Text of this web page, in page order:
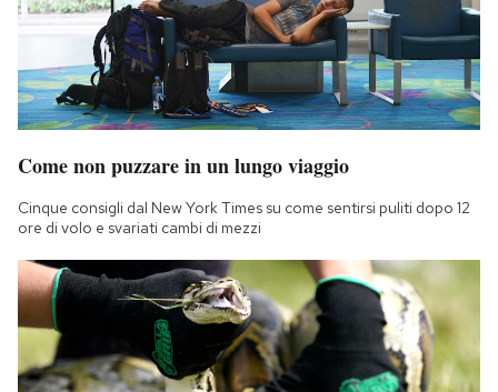
Come non puzzare in un lungo viaggio
Cinque consigli dal New York Times su come sentirsi puliti dopo 12
ore di volo e svariati cambi di mezzi